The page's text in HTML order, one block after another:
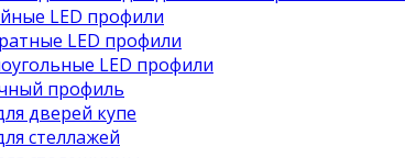
LED профили
LED профили
LED профили
профиль
дверей купе
стеллажей